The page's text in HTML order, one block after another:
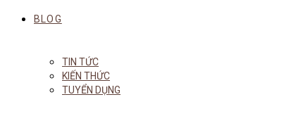
BLOG
TIN TỨC
KIẾN THỨC
TUYỂN DỤNG